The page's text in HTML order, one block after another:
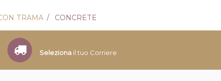
TRAMA CONCRETE
Seleziona il tuo Corriere